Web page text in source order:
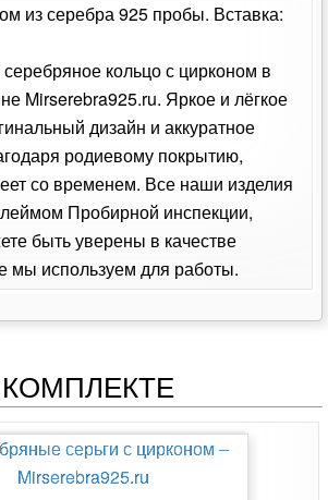
из серебра 925 пробы. Вставка:
серебряное кольцо с цирконом в
Mirserebra925.ru. Яркое и лёгкое
дизайн и аккуратное
родиевому покрытию,
со временем. Все наши изделия
Пробирной инспекции,
быть уверены в качестве
мы используем для работы.